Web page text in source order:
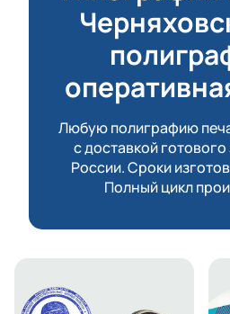
Любую полиграфию
с доставкой готового
России. Сроки
Полный цикл